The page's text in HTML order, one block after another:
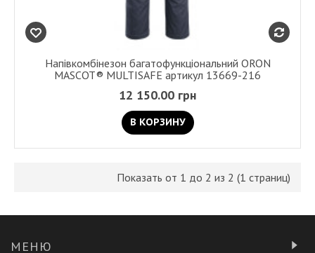
Напівкомбінезон багатофункціональний ORON
MASCOT® MULTISAFE артикул 13669-216
12 150.00 грн
В КОРЗИНУ
Показать от 1 до 2 из 2 (1 страниц)
МЕНЮ